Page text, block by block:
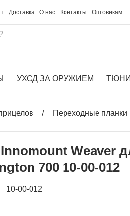
Доставка О нас Контакты Оптовикам
УХОД ЗА ОРУЖИЕМ
Переходные планки
Weaver
700 10-00-012
10-00-012